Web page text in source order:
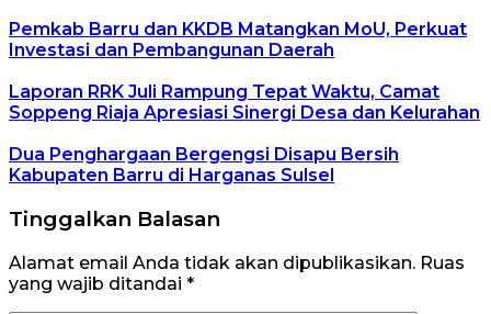
Pemkab Barru dan KKDB Matangkan MoU, Perkuat
Investasi dan Pembangunan Daerah
Laporan RRK Juli Rampung Tepat Waktu, Camat
Soppeng Riaja Apresiasi Sinergi Desa dan Kelurahan
Dua Penghargaan Bergengsi Disapu Bersih
Kabupaten Barru di Harganas Sulsel
Tinggalkan Balasan
Alamat email Anda tidak akan dipublikasikan. Ruas
yang wajib ditandai *